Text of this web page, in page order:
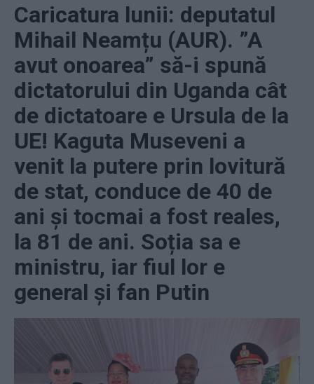
Caricatura lunii: deputatul
Mihail Neamțu (AUR). ”A
avut onoarea” să-i spună
dictatorului din Uganda cât
de dictatoare e Ursula de la
UE! Kaguta Museveni a
venit la putere prin lovitură
de stat, conduce de 40 de
ani și tocmai a fost reales,
la 81 de ani. Soția sa e
ministru, iar fiul lor e
general și fan Putin